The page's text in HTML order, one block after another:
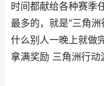
时间都献给各种赛季
最多的，就是“三角
什么别人一晚上就做
拿满奖励 三角洲行动